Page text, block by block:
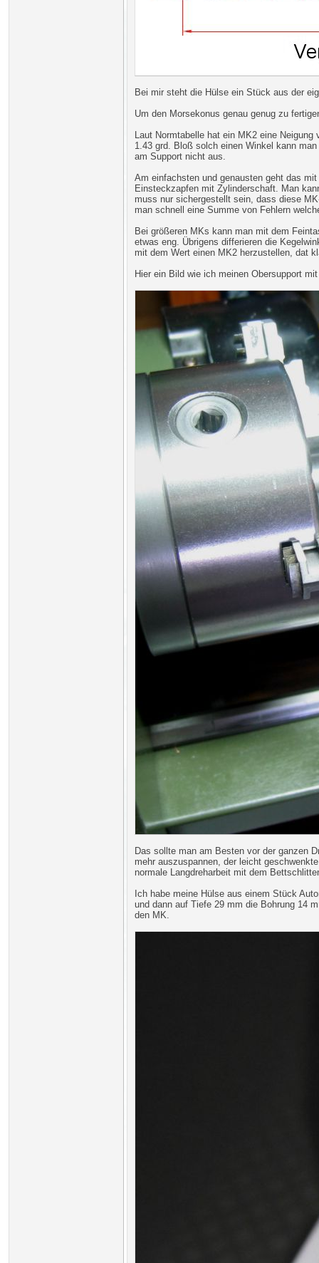
Bei mir steht die Hülse ein Stück aus der
Um den Morsekonus genau genug zu
Laut Normtabelle hat ein MK2 eine
1.43 grd. Bloß solch einen Winkel kann
am Support nicht aus.
Am einfachsten und genausten geht das
Einsteckzapfen mit Zylinderschaft. Man
muss nur sichergestellt sein, dass diese
man schnell eine Summe von Fehlern
Bei größeren MKs kann man mit dem
etwas eng. Übrigens differieren die
mit dem Wert einen MK2 herzustellen, dat
Hier ein Bild wie ich meinen Obersupport
Das sollte man am Besten vor der ganzen
mehr auszuspannen, der leicht
normale Langdreharbeit mit dem
Ich habe meine Hülse aus einem Stück
und dann auf Tiefe 29 mm die Bohrung 14
den MK.